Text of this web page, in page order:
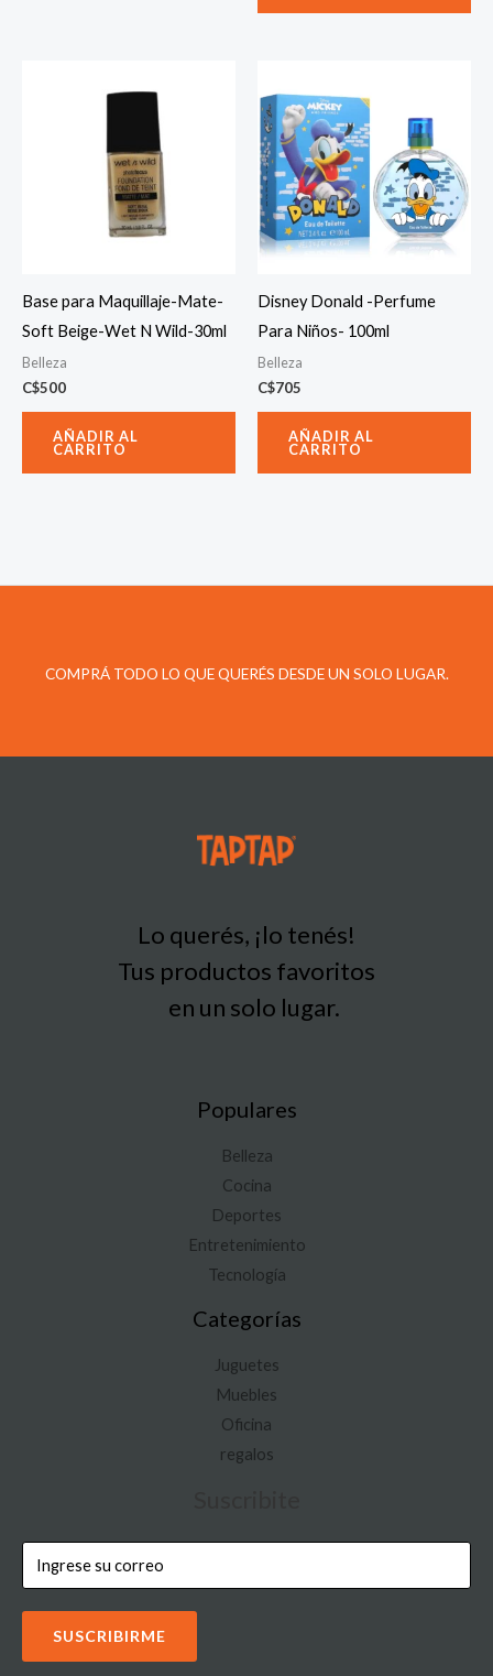
Base para Maquillaje-Mate-
Soft Beige-Wet N Wild-30ml
Belleza
C$500
AÑADIR AL
CARRITO
Disney Donald -Perfume
Para Niños- 100ml
Belleza
C$705
AÑADIR AL
CARRITO
COMPRÁ TODO LO QUE QUERÉS DESDE UN SOLO LUGAR.
Lo querés, ¡lo tenés!
Tus productos favoritos
en un solo lugar.
Populares
Belleza
Cocina
Deportes
Entretenimiento
Tecnología
Categorías
Juguetes
Muebles
Oficina
regalos
SUSCRIBIRME